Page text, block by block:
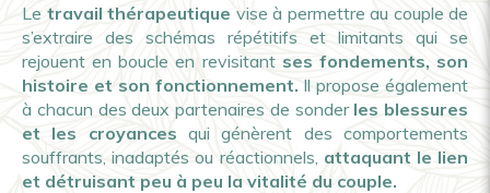
Le travail thérapeutique vise à permettre au couple de
s’extraire des schémas répétitifs et limitants qui se
rejouent en boucle en revisitant ses fondements, son
histoire et son fonctionnement. Il propose également
à chacun des deux partenaires de sonder les blessures
et les croyances qui génèrent des comportements
souffrants, inadaptés ou réactionnels, attaquant le lien
et détruisant peu à peu la vitalité du couple.